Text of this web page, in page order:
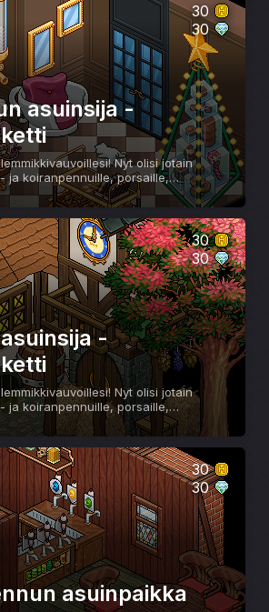
30
30
asuinsija -
Nyt olisi jotain
ja koiranpennuille, porsaille,
30
30
-
Nyt olisi jotain
ja koiranpennuille, porsaille,
30
30
asuinpaikka